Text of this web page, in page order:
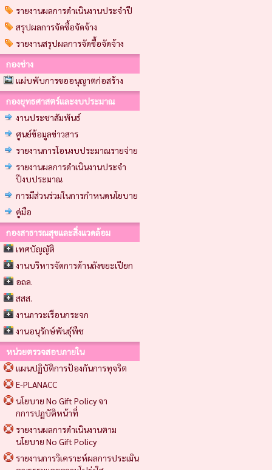
รายงานผลการดำเนินงานประจำปี
สรุปผลการจัดซื้อจัดจ้าง
รายงานสรุปผลการจัดซื้อจัดจ้าง
กองช่าง
แผ่บพับการขออนุญาตก่อสร้าง
กองยุทธศาสตร์และงบประมาณ
งานประชาสัมพันธ์
ศูนย์ข้อมูลข่าวสาร
รายงานการโอนงบประมาณรายจ่าย
รายงานผลการดำเนินงานประจำ
ปีงบประมาณ
การมีส่วนร่วมในการกำหนดนโยบาย
คู่มือ
กองสาธารณสุขและสิ่งแวดล้อม
เทศบัญญัติ
งานบริหารจัดการด้านถังขยะเปียก
อถล.
สสส.
งานภาวะเรือนกระจก
งานอนุรักษ์พันธุ์พืช
หน่วยตรวจสอบภายใน
แผนปฏิบัติการป้องกันการทุจริต
E-PLANACC
นโยบาย No Gift Policy จา
กการปฏบัติหน้าที่
รายงานผลการดำเนินงานตาม
นโยบาย No Gift Policy
รายงานการวิเคราะห์ผลการประเมิน